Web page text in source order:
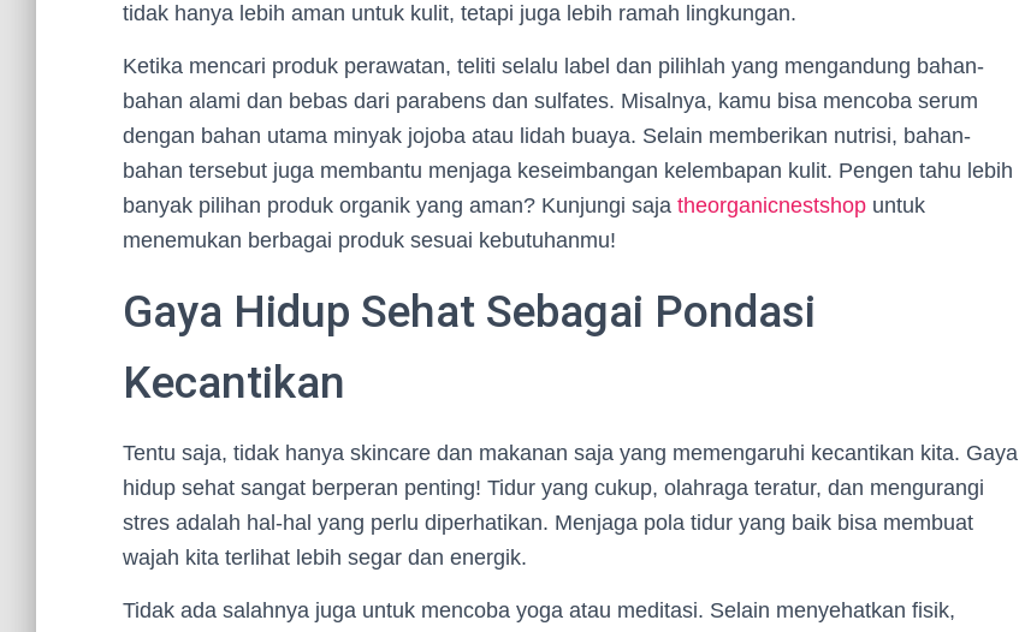
tidak hanya lebih aman untuk kulit, tetapi juga lebih ramah lingkungan.
Ketika mencari produk perawatan, teliti selalu label dan pilihlah yang mengandung bahan-
bahan alami dan bebas dari parabens dan sulfates. Misalnya, kamu bisa mencoba serum
dengan bahan utama minyak jojoba atau lidah buaya. Selain memberikan nutrisi, bahan-
bahan tersebut juga membantu menjaga keseimbangan kelembapan kulit. Pengen tahu lebih
banyak pilihan produk organik yang aman? Kunjungi saja theorganicnestshop untuk
menemukan berbagai produk sesuai kebutuhanmu!
Gaya Hidup Sehat Sebagai Pondasi
Kecantikan
Tentu saja, tidak hanya skincare dan makanan saja yang memengaruhi kecantikan kita. Gaya
hidup sehat sangat berperan penting! Tidur yang cukup, olahraga teratur, dan mengurangi
stres adalah hal-hal yang perlu diperhatikan. Menjaga pola tidur yang baik bisa membuat
wajah kita terlihat lebih segar dan energik.
Tidak ada salahnya juga untuk mencoba yoga atau meditasi. Selain menyehatkan fisik,